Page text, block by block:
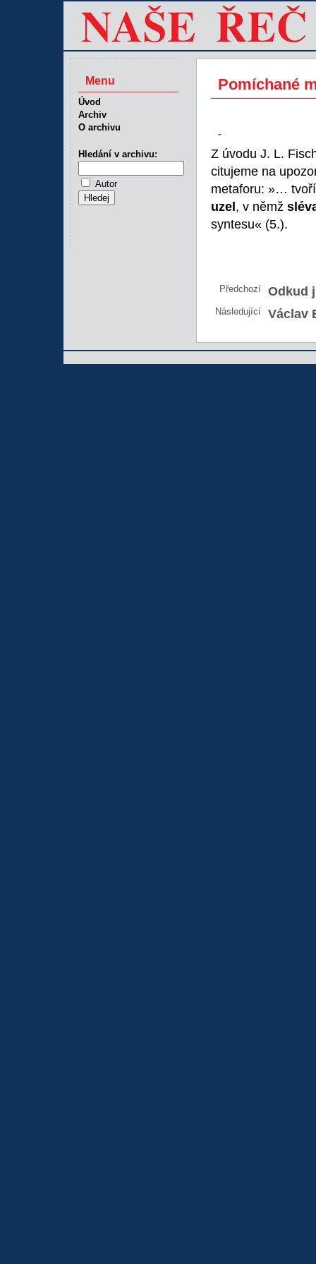
Pomíchané
-
Z úvodu J. L.
citujeme na
metaforu: »…
uzel , v němž
syntesu« (5.).
Předchozí Odkud
Následující Václav
Menu
Úvod
Archiv
O archivu
Hledání v archivu:
Autor